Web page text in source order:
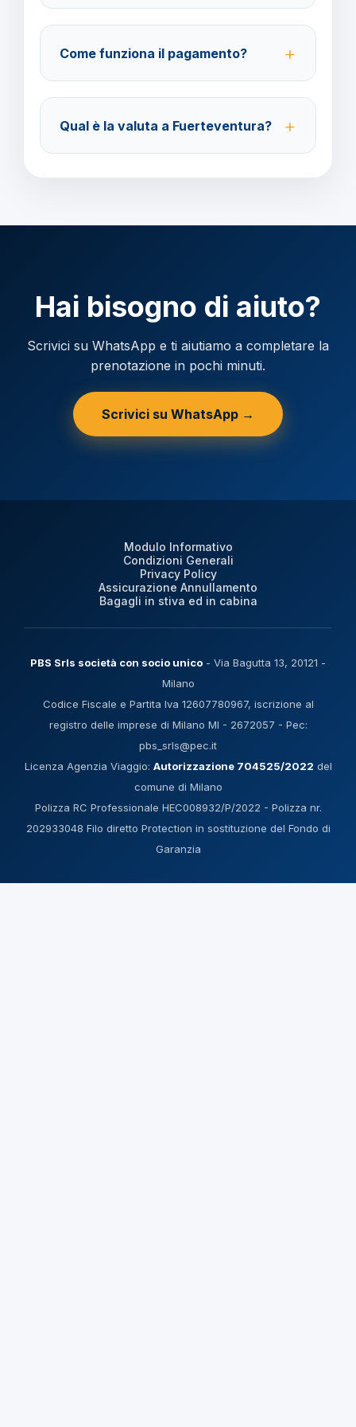
prima della partenza con un costo di 70 euro a
modifica.
Come funziona il pagamento?
Acconto del 40% alla prenotazione, saldo 30 giorni
prima della partenza.
Qual è la valuta a Fuerteventura?
Hai bisogno di aiuto?
Scrivici su WhatsApp e ti aiutiamo a completare la
prenotazione in pochi minuti.
Scrivici su WhatsApp →
Modulo Informativo
Condizioni Generali
Privacy Policy
Assicurazione Annullamento
Bagagli in stiva ed in cabina
PBS Srls società con socio unico - Via Bagutta 13, 20121 -
Milano
Codice Fiscale e Partita Iva 12607780967, iscrizione al
registro delle imprese di Milano MI - 2672057 - Pec:
pbs_srls@pec.it
Licenza Agenzia Viaggio: Autorizzazione 704525/2022 del
comune di Milano
Polizza RC Professionale HEC008932/P/2022 - Polizza nr.
202933048 Filo diretto Protection in sostituzione del Fondo di
Garanzia